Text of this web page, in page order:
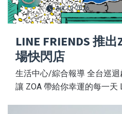
Apr 10 2026
LINE FRIENDS 推
場快閃店
生活中心/綜合報導 全台巡
讓 ZOA 帶給你幸運的每一天